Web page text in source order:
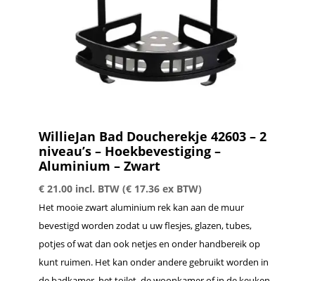
WillieJan Bad Doucherekje 42603 – 2
niveau’s – Hoekbevestiging –
Aluminium – Zwart
€21.00 incl. BTW (€17.36ex BTW)
Het mooie zwart aluminium rek kan aan de muur
bevestigd worden zodat u uw flesjes, glazen, tubes,
potjes of wat dan ook netjes en onder handbereik op
kunt ruimen. Het kan onder andere gebruikt worden in